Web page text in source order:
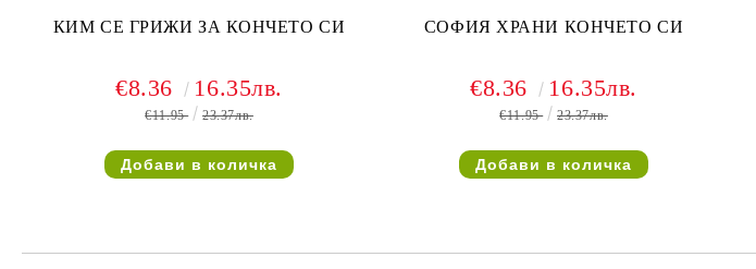
КИМ СЕ ГРИЖИ ЗА КОНЧЕТО СИ
€8.36 16.35лв.
€11.95 23.37лв.
СОФИЯ ХРАНИ КОНЧЕТО СИ
€8.36 16.35лв.
€11.95 23.37лв.